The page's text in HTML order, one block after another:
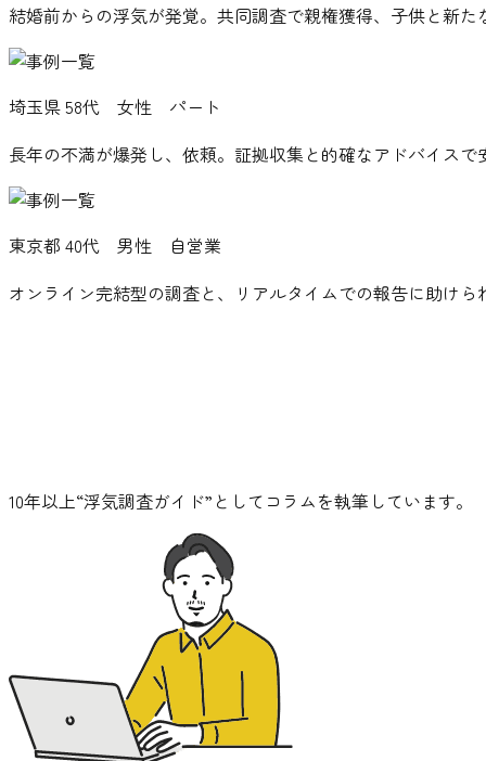
結婚前からの浮気が発覚。共同調査で親権獲得、子供と新た
埼玉県58代 女性 パート
長年の不満が爆発し、依頼。証拠収集と的確なアドバイス
東京都 40代 男性 自営業
オンライン完結型の調査と、リアルタイムでの報告に助け
10年以上“浮気調査ガイド”としてコラムを執筆しています。